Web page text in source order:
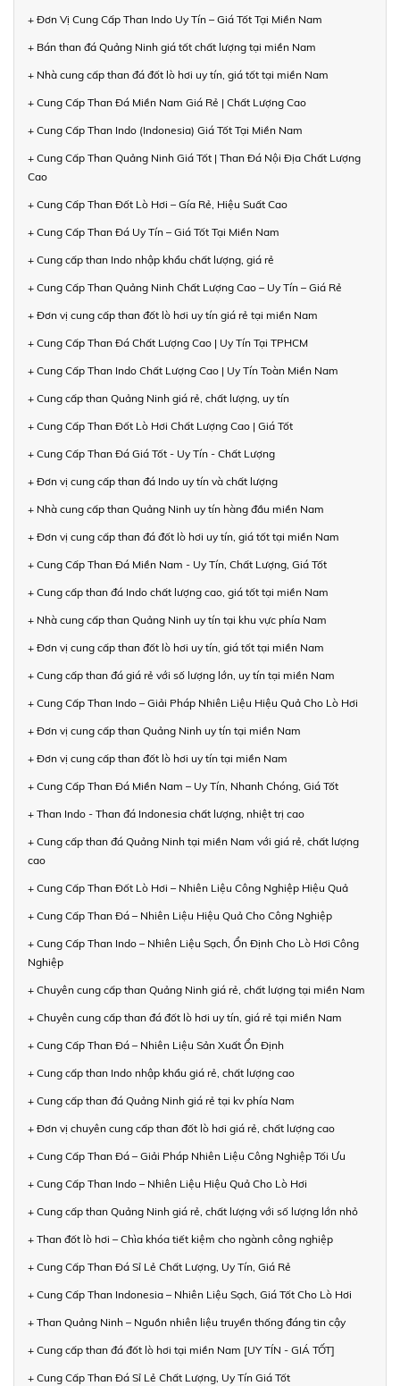
+ Đơn Vị Cung Cấp Than Indo Uy Tín – Giá Tốt Tại Miền Nam
+ Bán than đá Quảng Ninh giá tốt chất lượng tại miền Nam
+ Nhà cung cấp than đá đốt lò hơi uy tín, giá tốt tại miền Nam
+ Cung Cấp Than Đá Miền Nam Giá Rẻ | Chất Lượng Cao
+ Cung Cấp Than Indo (Indonesia) Giá Tốt Tại Miền Nam
+ Cung Cấp Than Quảng Ninh Giá Tốt | Than Đá Nội Địa Chất Lượng
Cao
+ Cung Cấp Than Đốt Lò Hơi – Gía Rẻ, Hiệu Suất Cao
+ Cung Cấp Than Đá Uy Tín – Giá Tốt Tại Miền Nam
+ Cung cấp than Indo nhập khẩu chất lượng, giá rẻ
+ Cung Cấp Than Quảng Ninh Chất Lượng Cao – Uy Tín – Giá Rẻ
+ Đơn vị cung cấp than đốt lò hơi uy tín giá rẻ tại miền Nam
+ Cung Cấp Than Đá Chất Lượng Cao | Uy Tín Tại TPHCM
+ Cung Cấp Than Indo Chất Lượng Cao | Uy Tín Toàn Miền Nam
+ Cung cấp than Quảng Ninh giá rẻ, chất lượng, uy tín
+ Cung Cấp Than Đốt Lò Hơi Chất Lượng Cao | Giá Tốt
+ Cung Cấp Than Đá Giá Tốt - Uy Tín - Chất Lượng
+ Đơn vị cung cấp than đá Indo uy tín và chất lượng
+ Nhà cung cấp than Quảng Ninh uy tín hàng đầu miền Nam
+ Đơn vị cung cấp than đá đốt lò hơi uy tín, giá tốt tại miền Nam
+ Cung Cấp Than Đá Miền Nam - Uy Tín, Chất Lượng, Giá Tốt
+ Cung cấp than đá Indo chất lượng cao, giá tốt tại miền Nam
+ Nhà cung cấp than Quảng Ninh uy tín tại khu vực phía Nam
+ Đơn vị cung cấp than đốt lò hơi uy tín, giá tốt tại miền Nam
+ Cung cấp than đá giá rẻ với số lượng lớn, uy tín tại miền Nam
+ Cung Cấp Than Indo – Giải Pháp Nhiên Liệu Hiệu Quả Cho Lò Hơi
+ Đơn vị cung cấp than Quảng Ninh uy tín tại miền Nam
+ Đơn vị cung cấp than đốt lò hơi uy tín tại miền Nam
+ Cung Cấp Than Đá Miền Nam – Uy Tín, Nhanh Chóng, Giá Tốt
+ Than Indo - Than đá Indonesia chất lượng, nhiệt trị cao
+ Cung cấp than đá Quảng Ninh tại miền Nam với giá rẻ, chất lượng
cao
+ Cung Cấp Than Đốt Lò Hơi – Nhiên Liệu Công Nghiệp Hiệu Quả
+ Cung Cấp Than Đá – Nhiên Liệu Hiệu Quả Cho Công Nghiệp
+ Cung Cấp Than Indo – Nhiên Liệu Sạch, Ổn Định Cho Lò Hơi Công
Nghiệp
+ Chuyên cung cấp than Quảng Ninh giá rẻ, chất lượng tại miền Nam
+ Chuyên cung cấp than đá đốt lò hơi uy tín, giá rẻ tại miền Nam
+ Cung Cấp Than Đá – Nhiên Liệu Sản Xuất Ổn Định
+ Cung cấp than Indo nhập khẩu giá rẻ, chất lượng cao
+ Cung cấp than đá Quảng Ninh giá rẻ tại kv phía Nam
+ Đơn vị chuyên cung cấp than đốt lò hơi giá rẻ, chất lượng cao
+ Cung Cấp Than Đá – Giải Pháp Nhiên Liệu Công Nghiệp Tối Ưu
+ Cung Cấp Than Indo – Nhiên Liệu Hiệu Quả Cho Lò Hơi
+ Cung cấp than Quảng Ninh giá rẻ, chất lượng với số lượng lớn nhỏ
+ Than đốt lò hơi – Chìa khóa tiết kiệm cho ngành công nghiệp
+ Cung Cấp Than Đá Sỉ Lẻ Chất Lượng, Uy Tín, Giá Rẻ
+ Cung Cấp Than Indonesia – Nhiên Liệu Sạch, Giá Tốt Cho Lò Hơi
+ Than Quảng Ninh – Nguồn nhiên liệu truyền thống đáng tin cậy
+ Cung cấp than đá đốt lò hơi tại miền Nam [UY TÍN - GIÁ TỐT]
+ Cung Cấp Than Đá Sỉ Lẻ Chất Lượng, Uy Tín Giá Tốt